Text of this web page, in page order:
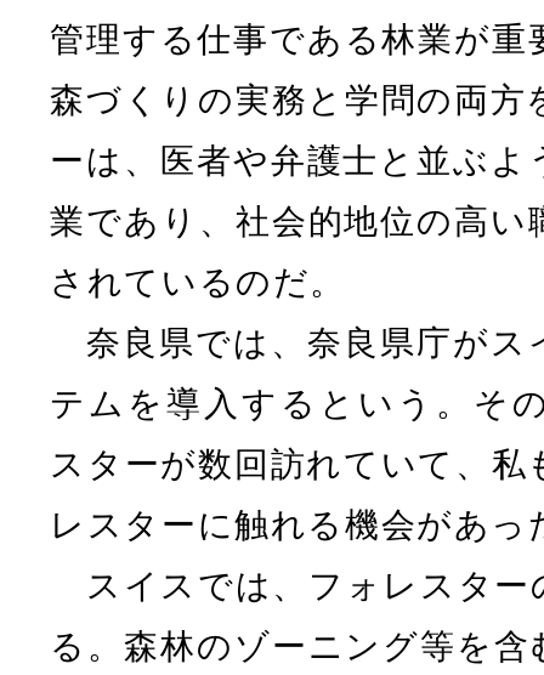
管理する仕事である林業が
森づくりの実務と学問の両方
ーは、医者や弁護士と並ぶ
業であり、社会的地位の高い
されているのだ。
奈良県では、奈良県庁がス
テムを導入するという。そ
スターが数回訪れていて、
レスターに触れる機会があっ
スイスでは、フォレスター
る。森林のゾーニング等を